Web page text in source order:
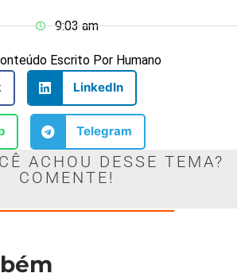
9:03 am
Escrito Por Humano
LinkedIn
Telegram
ACHOU DESSE TEMA?
COMENTE!